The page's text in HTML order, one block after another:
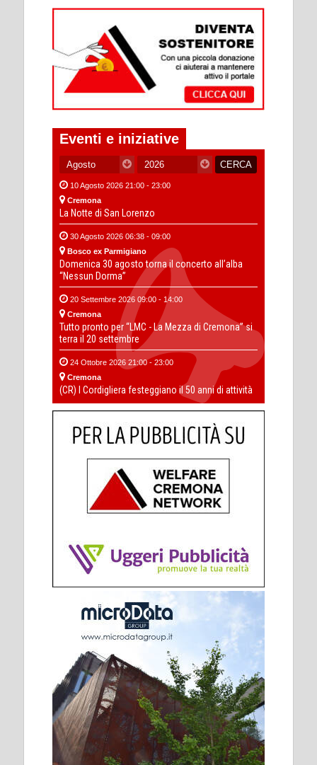
Eventi e iniziative
10 Agosto 2026 21:00 - 23:00
Cremona
La Notte di San Lorenzo
30 Agosto 2026 06:38 - 09:00
Bosco ex Parmigiano
Domenica 30 agosto torna il concerto all’alba
“Nessun Dorma”
20 Settembre 2026 09:00 - 14:00
Cremona
Tutto pronto per “LMC - La Mezza di Cremona” si
terra il 20 settembre
24 Ottobre 2026 21:00 - 23:00
Cremona
(CR) I Cordigliera festeggiano il 50 anni di attività